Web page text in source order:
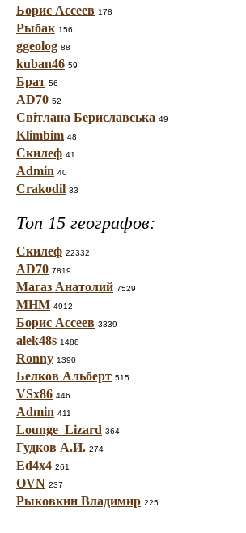
Борис Ассеев 178
Рыбак 156
ggeolog 88
kuban46 59
Брат 56
AD70 52
Світлана Бериславська 49
Klimbim 48
Скилеф 41
Admin 40
Crakodil 33
Топ 15 географов:
Скилеф 22332
AD70 7819
Магаз Анатолий 7529
МНМ 4912
Борис Ассеев 3339
alek48s 1488
Ronny 1390
Белков Альберт 515
VSx86 446
Admin 411
Lounge_Lizard 364
Гудков А.И. 274
Ed4x4 261
OVN 237
Рыковкин Владимир 225